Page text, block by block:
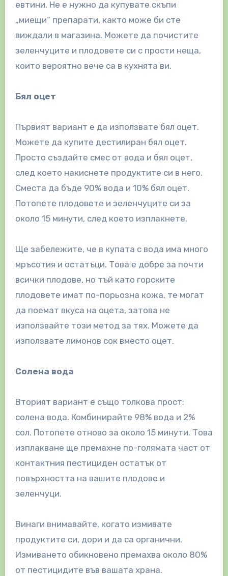
евтини. Не е нужно да купувате скъпи
„миещи“ препарати, както може би сте
виждали в магазина. Можете да почистите
зеленчуците и плодовете си с прости неща,
които вероятно вече са в кухнята ви.
Бял оцет
Първият вариант е да използвате бял оцет.
Можете да купите дестилиран бял оцет.
Просто създайте смес от вода и бял оцет,
след което накиснете продуктите си в него.
Сместа да бъде 90% вода и 10% бял оцет.
Потопете плодовете и зеленчуците си за
около 15 минути, след което изплакнете.
Ще забележите, че в купата с вода има много
мръсотия и остатъци. Това е добре за почти
всички плодове, но тъй като горските
плодовете имат по-порьозна кожа, те могат
да поемат вкуса на оцета, затова не
използвайте този метод за тях. Можете да
използвате лимонов сок вместо оцет.
Солена вода
Вторият вариант е също толкова прост:
солена вода. Комбинирайте 98% вода и 2%
сол. Потопете отново за около 15 минути. Това
изплакване ще премахне по-голямата част от
контактния пестициден остатък от
повърхността на вашите плодове и
зеленчуци.
Винаги внимавайте, когато измивате
продуктите си, дори и да са органични.
Измиването обикновено премахва около 80%
от пестицидите във вашата храна.